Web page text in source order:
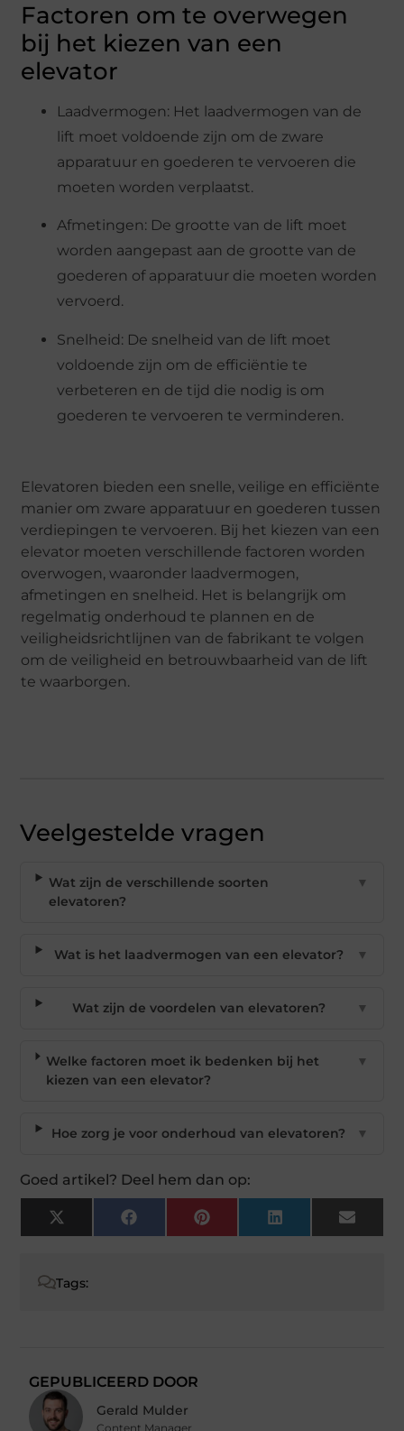
Factoren om te overwegen
bij het kiezen van een
elevator
Laadvermogen: Het laadvermogen van de
lift moet voldoende zijn om de zware
apparatuur en goederen te vervoeren die
moeten worden verplaatst.
Afmetingen: De grootte van de lift moet
worden aangepast aan de grootte van de
goederen of apparatuur die moeten worden
vervoerd.
Snelheid: De snelheid van de lift moet
voldoende zijn om de efficiëntie te
verbeteren en de tijd die nodig is om
goederen te vervoeren te verminderen.
Elevatoren bieden een snelle, veilige en efficiënte
manier om zware apparatuur en goederen tussen
verdiepingen te vervoeren. Bij het kiezen van een
elevator moeten verschillende factoren worden
overwogen, waaronder laadvermogen,
afmetingen en snelheid. Het is belangrijk om
regelmatig onderhoud te plannen en de
veiligheidsrichtlijnen van de fabrikant te volgen
om de veiligheid en betrouwbaarheid van de lift
te waarborgen.
Veelgestelde vragen
Wat zijn de verschillende soorten
elevatoren?
▼
Wat is het laadvermogen van een elevator? ▼
Wat zijn de voordelen van elevatoren? ▼
Welke factoren moet ik bedenken bij het
kiezen van een elevator?
▼
Hoe zorg je voor onderhoud van elevatoren? ▼
Goed artikel? Deel hem dan op:
X
(Twitter)
Facebook Pinterest LinkedIn Email
Tags:
GEPUBLICEERD DOOR
Gerald Mulder
Content Manager